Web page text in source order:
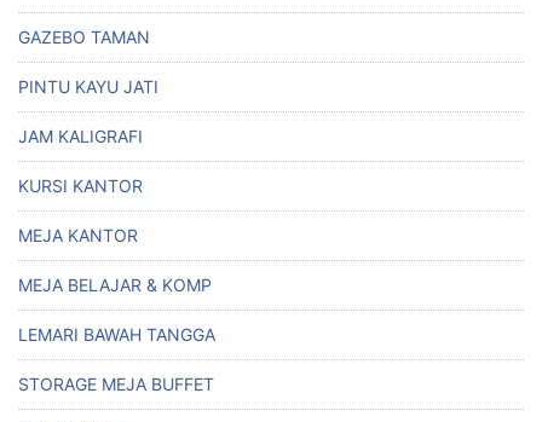
GAZEBO TAMAN
PINTU KAYU JATI
JAM KALIGRAFI
KURSI KANTOR
MEJA KANTOR
MEJA BELAJAR & KOMP
LEMARI BAWAH TANGGA
STORAGE MEJA BUFFET